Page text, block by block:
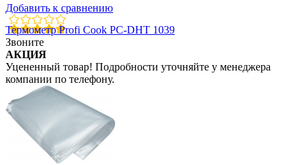
Добавить к сравнению
Термометр Profi Cook PC-DHT 1039
Звоните
АКЦИЯ
Уцененный товар! Подробности уточняйте у менеджера
компании по телефону.